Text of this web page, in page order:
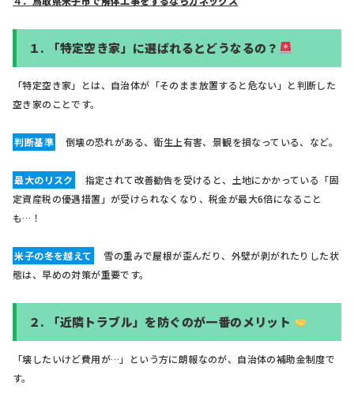
１. 「特定空き家」に選ばれるとどうなるの？
「特定空き家」とは、自治体が「そのまま放置すると危ない」と判断した
空き家のことです。
判断基準 倒壊の恐れがある、衛生上有害、景観を損なっている、など。
最大のリスク
指定されて改善勧告を受けると、土地にかかっている「固
定資産税の優遇措置」が受けられなくなり、税金が最大6倍になること
も…！
米子の冬を越えて
雪の重みで屋根が歪んだり、外壁が剥がれたりした状
態は、早めの対策が重要です。
２. 「近隣トラブル」を防ぐのが一番のメリット
「壊したいけど費用が…」という方に朗報なのが、自治体の補助金制度で
す。